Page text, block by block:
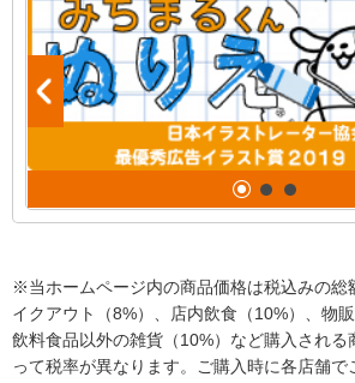
※当ホームページ内の商品価格は税込みの総
イクアウト（8%）、店内飲食（10%）、物
飲料食品以外の雑貨（10%）など購入される
って税率が異なります。ご購入時に各店舗で